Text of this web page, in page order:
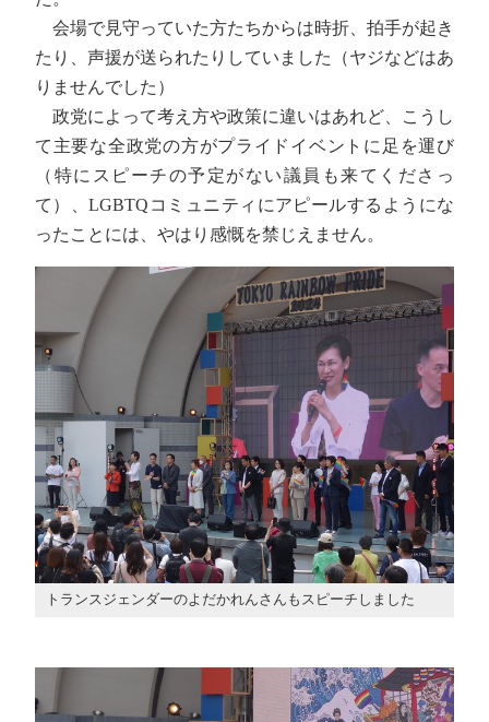
会場で見守っていた方たちからは時折、拍手が起き
たり、声援が送られたりしていました（ヤジなどはあ
りませんでした）
政党によって考え方や政策に違いはあれど、こうし
て主要な全政党の方がプライドイベントに足を運び
（特にスピーチの予定がない議員も来てくださっ
て）、LGBTQコミュニティにアピールするようにな
ったことには、やはり感慨を禁じえません。
トランスジェンダーのよだかれんさんもスピーチしました